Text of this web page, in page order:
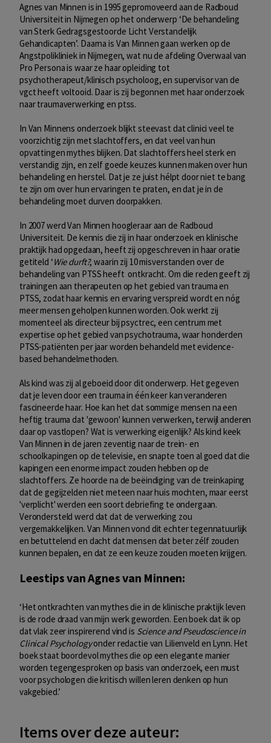
Agnes van Minnen is in 1995 gepromoveerd aan de Radboud
Universiteit in Nijmegen op het onderwerp ‘De behandeling
van Sterk Gedragsgestoorde Licht Verstandelijk
Gehandicapten’. Daarna is Van Minnen gaan werken op de
Angstpolikliniek in Nijmegen, wat nu de afdeling Overwaal van
Pro Persona is waar ze haar opleiding tot
psychotherapeut/klinisch psycholoog, en supervisor van de
vgct heeft voltooid. Daar is zij begonnen met haar onderzoek
naar traumaverwerking en ptss.
In Van Minnens onderzoek blijkt steevast dat clinici veel te
voorzichtig zijn met slachtoffers, en dat veel van hun
opvattingen mythes blijken. Dat slachtoffers heel sterk en
verstandig zijn, en zelf goede keuzes kunnen maken over hun
behandeling en herstel. Dat je ze juist hélpt door niet te bang
te zijn om over hun ervaringen te praten, en dat je in de
behandeling moet durven doorpakken.
In 2007 werd Van Minnen hoogleraar aan de Radboud
Universiteit. De kennis die zij in haar onderzoek en klinische
praktijk had opgedaan, heeft zij opgeschreven in haar oratie
getiteld ‘Wie durft?, waarin zij 10 misverstanden over de
behandeling van PTSS heeft ontkracht. Om die reden geeft zij
trainingen aan therapeuten op het gebied van trauma en
PTSS, zodat haar kennis en ervaring verspreid wordt en nóg
meer mensen geholpen kunnen worden. Ook werkt zij
momenteel als directeur bij psyctrec, een centrum met
expertise op het gebied van psychotrauma, waar honderden
PTSS-patiënten per jaar worden behandeld met evidence-
based behandelmethoden.
Als kind was zij al geboeid door dit onderwerp. Het gegeven
dat je leven door een trauma in één keer kan veranderen
fascineerde haar. Hoe kan het dat sommige mensen na een
heftig trauma dat 'gewoon' kunnen verwerken, terwijl anderen
daar op vastlopen? Wat is verwerking eigenlijk? Als kind keek
Van Minnen in de jaren zeventig naar de trein- en
schoolkapingen op de televisie, en snapte toen al goed dat die
kapingen een enorme impact zouden hebben op de
slachtoffers. Ze hoorde na de beëindiging van de treinkaping
dat de gegijzelden niet meteen naar huis mochten, maar eerst
'verplicht' werden een soort debriefing te ondergaan.
Verondersteld werd dat dat de verwerking zou
vergemakkelijken. Van Minnen vond dit echter tegennatuurlijk
en betuttelend en dacht dat mensen dat beter zélf zouden
kunnen bepalen, en dat ze een keuze zouden moeten krijgen.
Leestips van Agnes van Minnen:
‘Het ontkrachten van mythes die in de klinische praktijk leven
is de rode draad van mijn werk geworden. Een boek dat ik op
dat vlak zeer inspirerend vind is Science and Pseudoscience in
Clinical Psychologyonder redactie van Lilienveld en Lynn. Het
boek staat boordevol mythes die op een elegante manier
worden tegengesproken op basis van onderzoek, een must
voor psychologen die kritisch willen leren denken op hun
vakgebied.’
Items over deze auteur: